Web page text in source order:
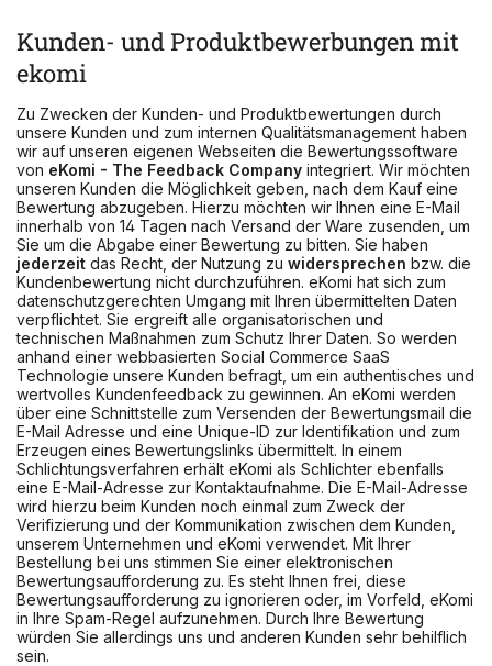
Kunden- und Produktbewerbungen mit
ekomi
Zu Zwecken der Kunden- und Produktbewertungen durch
unsere Kunden und zum internen Qualitätsmanagement haben
wir auf unseren eigenen Webseiten die Bewertungssoftware
von eKomi - The Feedback Company integriert. Wir möchten
unseren Kunden die Möglichkeit geben, nach dem Kauf eine
Bewertung abzugeben. Hierzu möchten wir Ihnen eine E-Mail
innerhalb von 14 Tagen nach Versand der Ware zusenden, um
Sie um die Abgabe einer Bewertung zu bitten. Sie haben
jederzeit das Recht, der Nutzung zu widersprechen bzw. die
Kundenbewertung nicht durchzuführen. eKomi hat sich zum
datenschutzgerechten Umgang mit Ihren übermittelten Daten
verpflichtet. Sie ergreift alle organisatorischen und
technischen Maßnahmen zum Schutz Ihrer Daten. So werden
anhand einer webbasierten Social Commerce SaaS
Technologie unsere Kunden befragt, um ein authentisches und
wertvolles Kundenfeedback zu gewinnen. An eKomi werden
über eine Schnittstelle zum Versenden der Bewertungsmail die
E-Mail Adresse und eine Unique-ID zur Identifikation und zum
Erzeugen eines Bewertungslinks übermittelt. In einem
Schlichtungsverfahren erhält eKomi als Schlichter ebenfalls
eine E-Mail-Adresse zur Kontaktaufnahme. Die E-Mail-Adresse
wird hierzu beim Kunden noch einmal zum Zweck der
Verifizierung und der Kommunikation zwischen dem Kunden,
unserem Unternehmen und eKomi verwendet. Mit Ihrer
Bestellung bei uns stimmen Sie einer elektronischen
Bewertungsaufforderung zu. Es steht Ihnen frei, diese
Bewertungsaufforderung zu ignorieren oder, im Vorfeld, eKomi
in Ihre Spam-Regel aufzunehmen. Durch Ihre Bewertung
würden Sie allerdings uns und anderen Kunden sehr behilflich
sein.